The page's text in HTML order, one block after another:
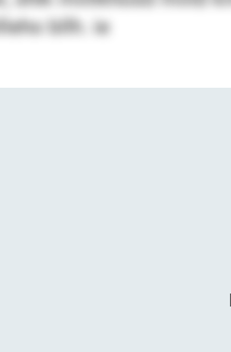
bllh. ie